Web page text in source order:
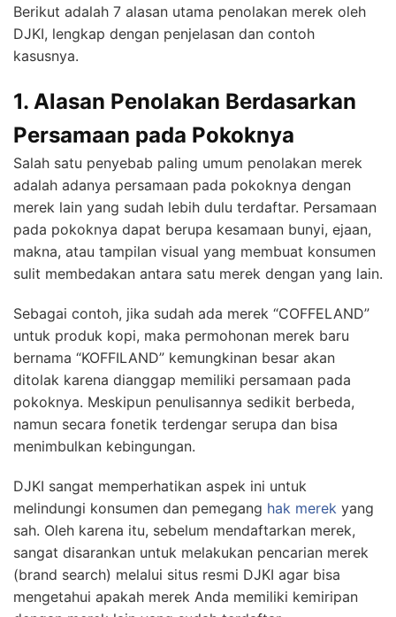
Berikut adalah 7 alasan utama penolakan merek oleh
DJKI, lengkap dengan penjelasan dan contoh
kasusnya.
1. Alasan Penolakan Berdasarkan
Persamaan pada Pokoknya
Salah satu penyebab paling umum penolakan merek
adalah adanya persamaan pada pokoknya dengan
merek lain yang sudah lebih dulu terdaftar. Persamaan
pada pokoknya dapat berupa kesamaan bunyi, ejaan,
makna, atau tampilan visual yang membuat konsumen
sulit membedakan antara satu merek dengan yang lain.
Sebagai contoh, jika sudah ada merek “COFFELAND”
untuk produk kopi, maka permohonan merek baru
bernama “KOFFILAND” kemungkinan besar akan
ditolak karena dianggap memiliki persamaan pada
pokoknya. Meskipun penulisannya sedikit berbeda,
namun secara fonetik terdengar serupa dan bisa
menimbulkan kebingungan.
DJKI sangat memperhatikan aspek ini untuk
melindungi konsumen dan pemegang hak merek yang
sah. Oleh karena itu, sebelum mendaftarkan merek,
sangat disarankan untuk melakukan pencarian merek
(brand search) melalui situs resmi DJKI agar bisa
mengetahui apakah merek Anda memiliki kemiripan